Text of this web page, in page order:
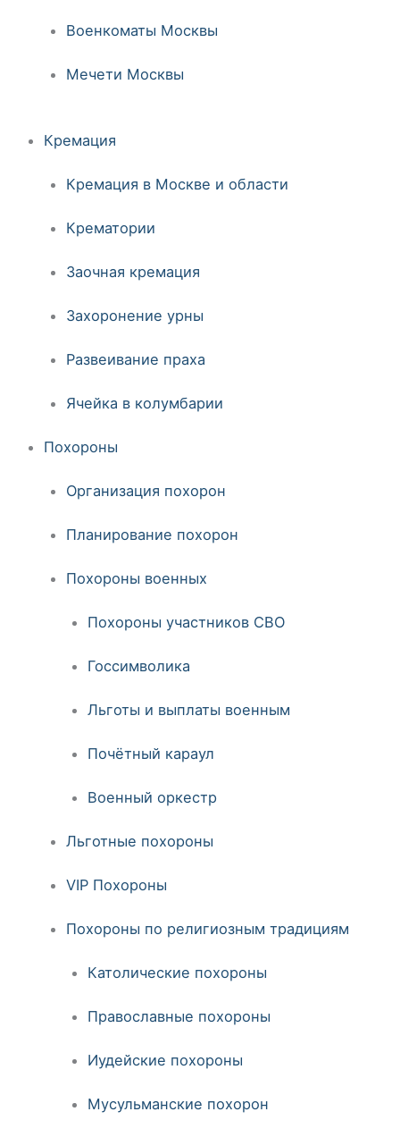
Военкоматы Москвы
Мечети Москвы
Кремация
Кремация в Москве и области
Крематории
Заочная кремация
Захоронение урны
Развеивание праха
Ячейка в колумбарии
Похороны
Организация похорон
Планирование похорон
Похороны военных
Похороны участников СВО
Госсимволика
Льготы и выплаты военным
Почётный караул
Военный оркестр
Льготные похороны
VIP Похороны
Похороны по религиозным традициям
Католические похороны
Православные похороны
Иудейские похороны
Мусульманские похорон